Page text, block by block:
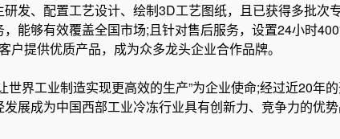
发、配置工艺设计、绘制3D工艺图纸，且已获得多批次
能够有效覆盖全国市场;且针对售后服务，设置24小时
提供优质产品，成为众多龙头企业合作品牌。
界工业制造实现更高效的生产”为企业使命;经过近20年
展成为中国西部工业冷冻行业具有创新力、竞争力的优